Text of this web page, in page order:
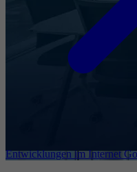
Entwicklungen im Internet